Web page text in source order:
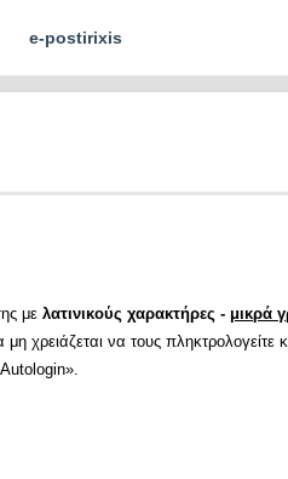
e-postirixis
μελατινικούς χαρακτήρες - μικρά
χρειάζεται να τους